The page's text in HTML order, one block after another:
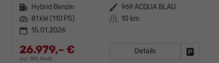
Kraftstoff Hybrid Benzin Außenfarbe 969 ACQUA BLAU
Leistung 81 kW (110 PS) Kilometerstand 10 km
15.01.2026
26.979,– €
incl. 19% MwSt.
Details